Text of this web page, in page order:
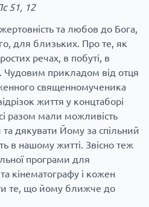
51, 12
та любов до Бога,
для близьких. Про те, як
речах, в побуті, в
Чудовим прикладом від отця
священномученика
життя у концтаборі
разом мали можливість
дякувати Йому за спільний
в нашому житті. Звісно теж
програми для
кінематографу і кожен
те, що йому ближче до